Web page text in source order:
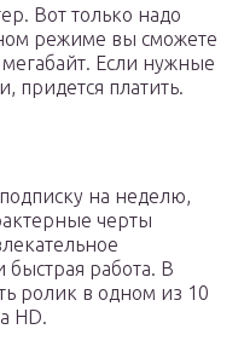
Вот только надо
режиме вы сможете
Если нужные
придется платить.
на неделю,
черты
работа. В
ролик в одном из 10
HD.